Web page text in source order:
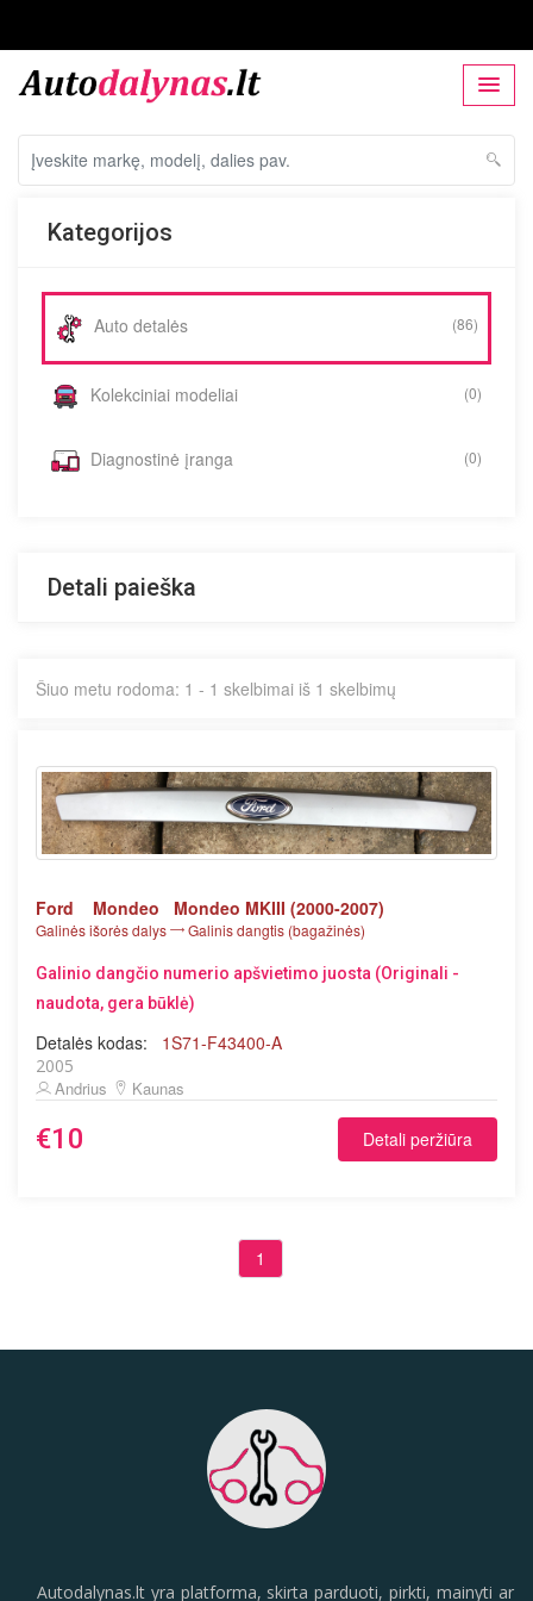
Kategorijos
Auto detalės (86)
Kolekciniai modeliai (0)
Diagnostinė įranga (0)
Detali paieška
Šiuo metu rodoma: 1 - 1 skelbimai iš 1 skelbimų
Ford Mondeo Mondeo MKIII (2000-2007)
Galinės išorės dalys Galinis dangtis (bagažinės)
Galinio dangčio numerio apšvietimo juosta (Originali -
naudota, gera būklė)
Detalės kodas: 1S71-F43400-A
2005
Andrius
Kaunas
€10 Detali peržiūra
1
Autodalynas.lt yra platforma, skirta parduoti, pirkti, mainyti ar